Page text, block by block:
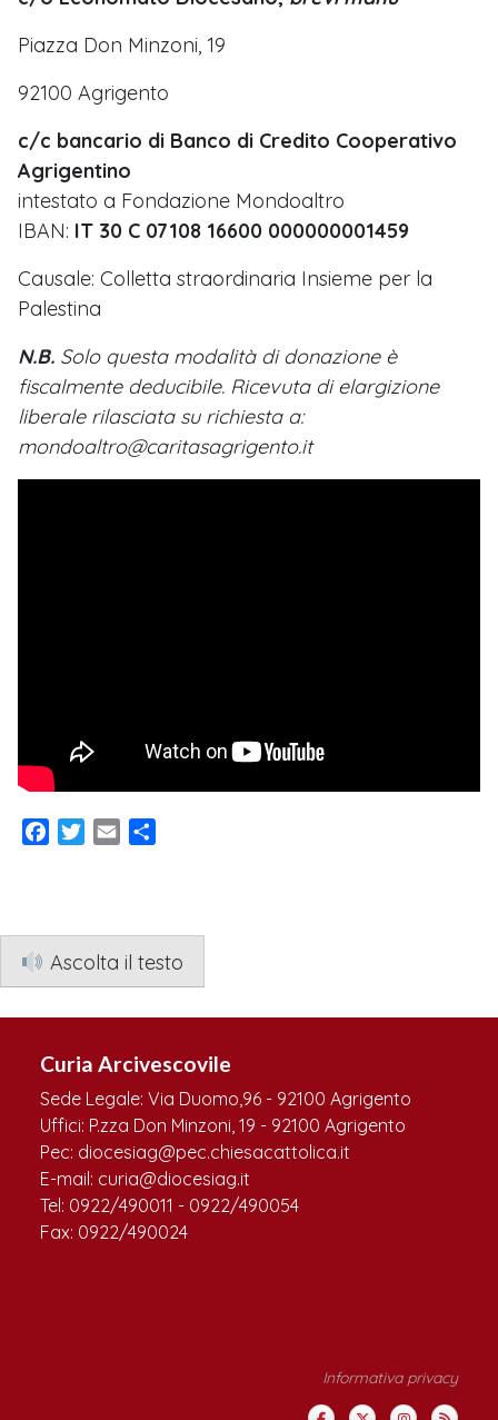
Piazza Don Minzoni, 19
92100 Agrigento
c/c bancario di Banco di Credito Cooperativo
Agrigentino
intestato a Fondazione Mondoaltro
IBAN: IT 30 C 07108 16600 000000001459
Causale: Colletta straordinaria Insieme per la
Palestina
N.B. Solo questa modalità di donazione è
fiscalmente deducibile. Ricevuta di elargizione
liberale rilasciata su richiesta a:
mondoaltro@caritasagrigento.it
Facebook
TwitterEmail
Ascolta il testo
Curia Arcivescovile
Sede Legale: Via Duomo,96 - 92100 Agrigento
Uffici: P.zza Don Minzoni, 19 - 92100 Agrigento
Pec: diocesiag@pec.chiesacattolica.it
E-mail: curia@diocesiag.it
Tel: 0922/490011 - 0922/490054
Fax: 0922/490024
Informativa privacy